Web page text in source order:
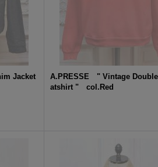
Jacket
A.PRESSE " Vintage
atshirt " col.Red